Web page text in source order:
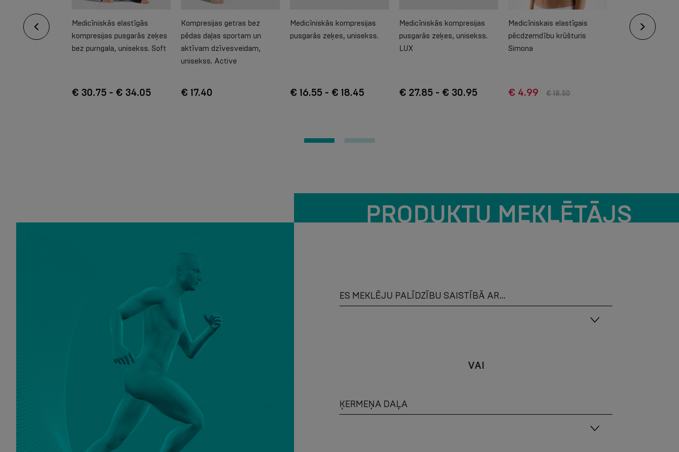
kompresijas
īpaši
Medicīniskās elastīgās
kompresijas pusgarās zeķes
bez purngala, unisekss. Soft
€ 30.75 - € 34.05
Kompresijas getras bez
pēdas daļas sportam un
aktīvam dzīvesveidam,
unisekss. Active
€ 17.40
Medicīniskās kompresijas
pusgarās zeķes, unisekss.
€ 16.55 - € 18.45
Medicīniskās kompresijas
pusgarās zeķes, unisekss.
LUX
€ 27.85 - € 30.95
Medicīniskais elastīgais
pēcdzemdību krūšturis
Simona
€ 4.99 € 18.50
Medicīniskās
pusgarās zeķes,
PRODUKTU MEKLĒTĀJS
ES MEKLĒJU PALĪDZĪBU SAISTĪBĀ AR...
VAI
ĶERMEŅA DAĻA